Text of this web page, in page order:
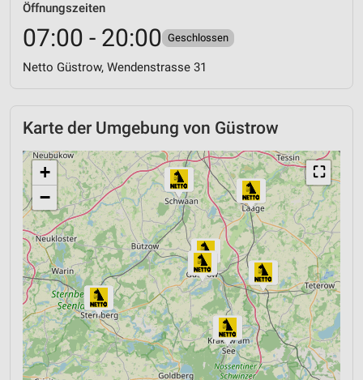
Öffnungszeiten
07:00 - 20:00 Geschlossen
Netto Güstrow, Wendenstrasse 31
Karte der Umgebung von Güstrow
⛶
+
−